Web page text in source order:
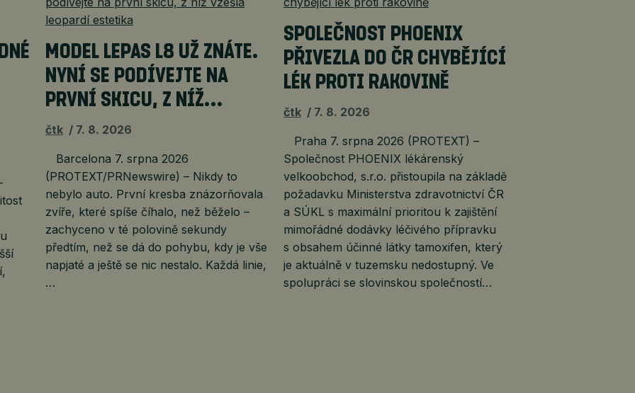
MODEL LEPAS L8 UŽ ZNÁTE.
NYNÍ SE PODÍVEJTE NA
PRVNÍ SKICU, Z NÍŽ…
čtk 7. 8. 2026
Barcelona 7. srpna 2026
(PROTEXT/PRNewswire) – Nikdy to
nebylo auto. První kresba znázorňovala
zvíře, které spíše číhalo, než běželo –
zachyceno v té polovině sekundy
předtím, než se dá do pohybu, kdy je vše
napjaté a ještě se nic nestalo. Každá linie,
…
SPOLEČNOST PHOENIX
PŘIVEZLA DO ČR CHYBĚJÍCÍ
LÉK PROTI RAKOVINĚ
čtk 7. 8. 2026
Praha 7. srpna 2026 (PROTEXT) –
Společnost PHOENIX lékárenský
velkoobchod, s.r.o. přistoupila na základě
požadavku Ministerstva zdravotnictví ČR
a SÚKL s maximální prioritou k zajištění
mimořádné dodávky léčivého přípravku
s obsahem účinné látky tamoxifen, který
je aktuálně v tuzemsku nedostupný. Ve
spolupráci se slovinskou společností…